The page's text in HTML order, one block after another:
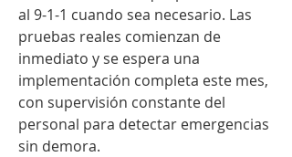
al 9-1-1 cuando sea necesario. Las
pruebas reales comienzan de
inmediato y se espera una
implementación completa este mes,
con supervisión constante del
personal para detectar emergencias
sin demora.